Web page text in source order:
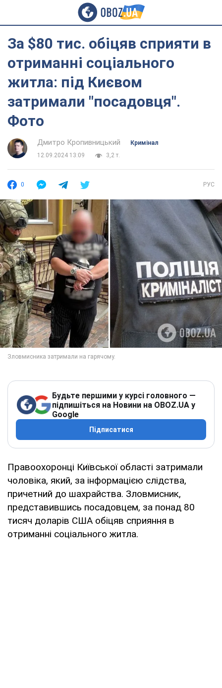
За $80 тис. обіцяв сприяти в
отриманні соціального
житла: під Києвом
затримали "посадовця".
Фото
Дмитро Кропивницький
Кримінал
12.09.2024 13:09
3,2 т.
0 РУС
Будьте першими у курсі головного —
підпишіться на Новини на OBOZ.UA у
Google
Підписатися
Правоохоронці Київської області затримали
чоловіка, який, за інформацією слідства,
причетний до шахрайства. Зловмисник,
представившись посадовцем, за понад 80
тисяч доларів США обіцяв сприяння в
отриманні соціального житла.